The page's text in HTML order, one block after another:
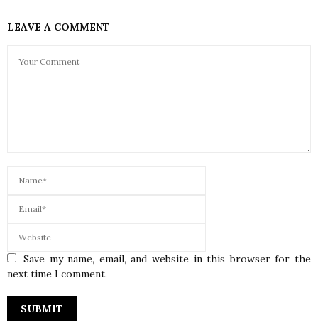
LEAVE A COMMENT
Save my name, email, and website in this browser for the
next time I comment.